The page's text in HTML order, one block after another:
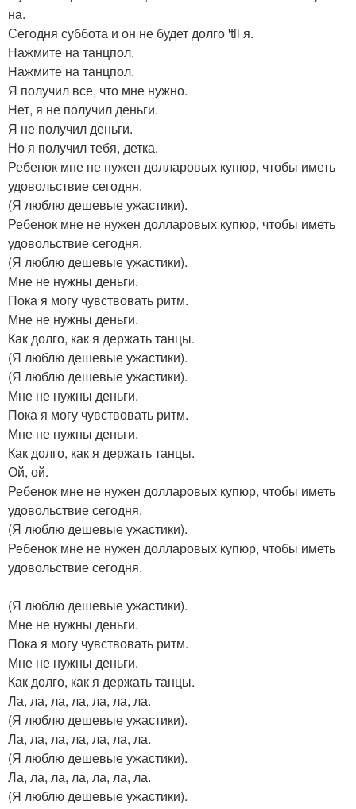
на.
Сегодня суббота и он не будет долго 'til я.
Нажмите на танцпол.
Нажмите на танцпол.
Я получил все, что мне нужно.
Нет, я не получил деньги.
Я не получил деньги.
Но я получил тебя, детка.
Ребенок мне не нужен долларовых купюр, чтобы иметь
удовольствие сегодня.
(Я люблю дешевые ужастики).
Ребенок мне не нужен долларовых купюр, чтобы иметь
удовольствие сегодня.
(Я люблю дешевые ужастики).
Мне не нужны деньги.
Пока я могу чувствовать ритм.
Мне не нужны деньги.
Как долго, как я держать танцы.
(Я люблю дешевые ужастики).
(Я люблю дешевые ужастики).
Мне не нужны деньги.
Пока я могу чувствовать ритм.
Мне не нужны деньги.
Как долго, как я держать танцы.
Ой, ой.
Ребенок мне не нужен долларовых купюр, чтобы иметь
удовольствие сегодня.
(Я люблю дешевые ужастики).
Ребенок мне не нужен долларовых купюр, чтобы иметь
удовольствие сегодня.
(Я люблю дешевые ужастики).
Мне не нужны деньги.
Пока я могу чувствовать ритм.
Мне не нужны деньги.
Как долго, как я держать танцы.
Ла, ла, ла, ла, ла, ла, ла.
(Я люблю дешевые ужастики).
Ла, ла, ла, ла, ла, ла, ла.
(Я люблю дешевые ужастики).
Ла, ла, ла, ла, ла, ла, ла.
(Я люблю дешевые ужастики).